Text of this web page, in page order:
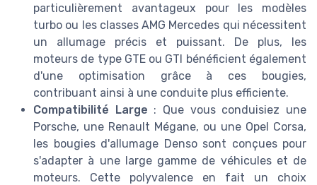
particulièrement avantageux pour les modèles
turbo ou les classes AMG Mercedes qui nécessitent
un allumage précis et puissant. De plus, les
moteurs de type GTE ou GTI bénéficient également
d'une optimisation grâce à ces bougies,
contribuant ainsi à une conduite plus efficiente.
Compatibilité Large : Que vous conduisiez une
Porsche, une Renault Mégane, ou une Opel Corsa,
les bougies d'allumage Denso sont conçues pour
s'adapter à une large gamme de véhicules et de
moteurs. Cette polyvalence en fait un choix